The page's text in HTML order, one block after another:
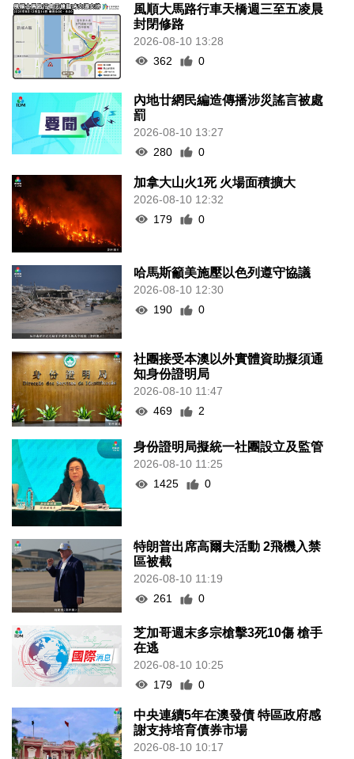
風順大馬路行車天橋週三至五凌晨
封閉修路
2026-08-10 13:28
362
0
內地廿網民編造傳播涉災謠言被處
罰
2026-08-10 13:27
280
0
加拿大山火1死 火場面積擴大
2026-08-10 12:32
179
0
哈馬斯籲美施壓以色列遵守協議
2026-08-10 12:30
190
0
社團接受本澳以外實體資助擬須通
知身份證明局
2026-08-10 11:47
469
2
身份證明局擬統一社團設立及監管
2026-08-10 11:25
1425
0
特朗普出席高爾夫活動 2飛機入禁
區被截
2026-08-10 11:19
261
0
芝加哥週末多宗槍擊3死10傷 槍手
在逃
2026-08-10 10:25
179
0
中央連續5年在澳發債 特區政府感
謝支持培育債券市場
2026-08-10 10:17